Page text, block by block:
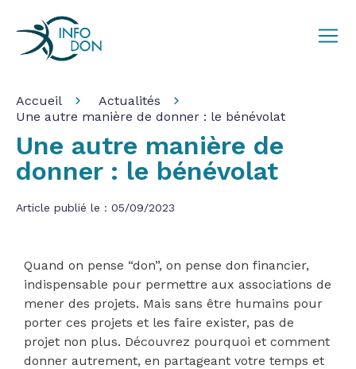
Accueil
Actualités
Une autre manière de donner : le bénévolat
Une autre manière de
donner : le bénévolat
Article publié le : 05/09/2023
Quand on pense “don”, on pense don financier,
indispensable pour permettre aux associations de
mener des projets. Mais sans être humains pour
porter ces projets et les faire exister, pas de
projet non plus. Découvrez pourquoi et comment
donner autrement, en partageant votre temps et